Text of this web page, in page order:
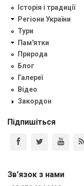
Історія і традиції
Регіони України
Тури
Пам'ятки
Природа
Блог
Галереї
Відео
Закордон
Підпишіться
Зв'язок з нами